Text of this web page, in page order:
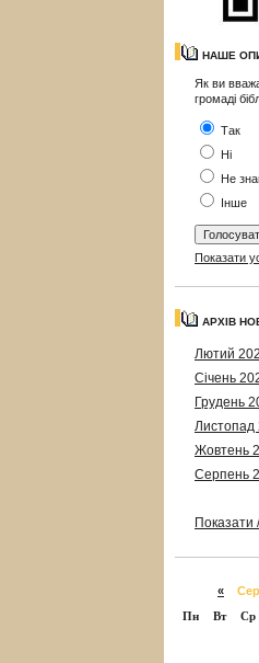
НАШЕ
Як ви
громаді
Так
Ні
Не
Інше
Показати
АРХІВ
Лютий
Січень
Грудень
Листопад
Жовтень
Серпень
Показати
«
Пн
Вт Ср